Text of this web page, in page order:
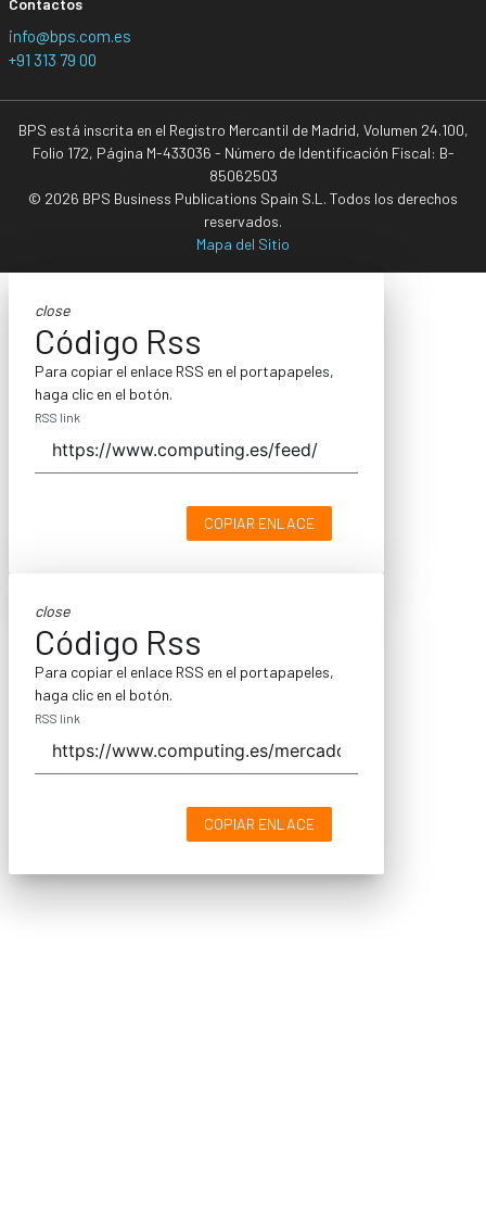
Contactos
info@bps.com.es
+91 313 79 00
BPS está inscrita en el Registro Mercantil de Madrid, Volumen 24.100,
Folio 172, Página M-433036 - Número de Identificación Fiscal: B-
85062503
© 2026 BPS Business Publications Spain S.L. Todos los derechos
reservados.
Mapa del Sitio
close
Código Rss
Para copiar el enlace RSS en el portapapeles,
haga clic en el botón.
RSS link
COPIAR ENLACE
close
Código Rss
Para copiar el enlace RSS en el portapapeles,
haga clic en el botón.
RSS link
COPIAR ENLACE